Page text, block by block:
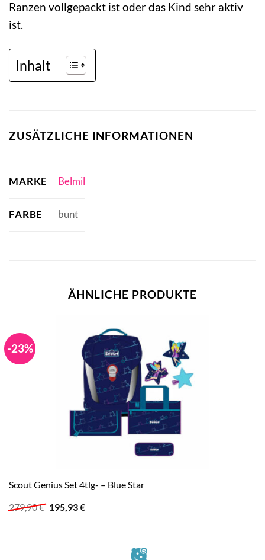
Ranzen vollgepackt ist oder das Kind sehr aktiv
ist.
Inhalt
ZUSÄTZLICHE INFORMATIONEN
MARKE Belmil
FARBE bunt
ÄHNLICHE PRODUKTE
-23%
Scout Genius Set 4tlg- – Blue Star
279,90€ Ursprünglicher
Preis
195,93€Aktueller